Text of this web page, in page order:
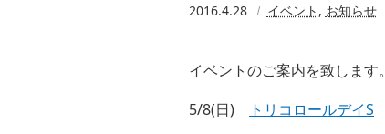
2016.4.28 イベント , お知らせ
イベントのご案内を致します。
5/8(日)
トリコロールデイS